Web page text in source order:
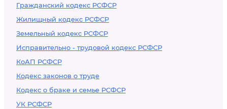
Гражданский кодекс РСФСР
Жилищный кодекс РСФСР
Земельный кодекс РСФСР
Исправительно - трудовой кодекс РСФСР
КоАП РСФСР
Кодекс законов о труде
Кодекс о браке и семье РСФСР
УК РСФСР